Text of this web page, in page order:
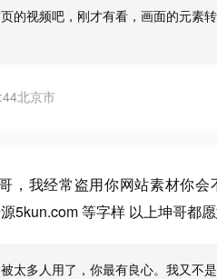
的视频吧，刚才有看，画面的元素
北京市
哥，我经常盗用你网站素材你
5kun.com 等字样 以上坤哥都
太多人用了，你最有良心。我又不